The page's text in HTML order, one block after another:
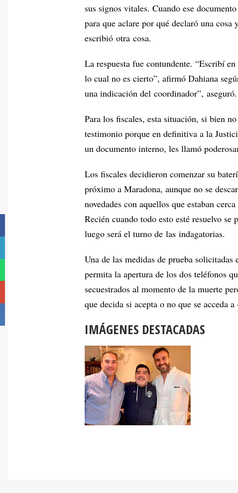
sus signos vitales. Cuando ese
para que aclare por qué declaró una cosa
escribió otra cosa.
La respuesta fue contundente. “Escribí
lo cual no es cierto”, afirmó Dahiana
una indicación del coordinador”, aseguró.
Para los fiscales, esta situación, si bien
testimonio porque en definitiva a la
un documento interno, les llamó
Los fiscales decidieron comenzar su
próximo a Maradona, aunque no se
novedades con aquellos que estaban
Recién cuando todo esto esté resuelvo
luego será el turno de las indagatorias.
Una de las medidas de prueba
permita la apertura de los dos teléfonos
secuestrados al momento de la muerte
que decida si acepta o no que se acceda
IMÁGENES DESTACADAS